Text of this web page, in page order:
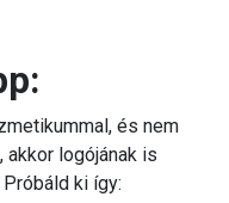
és nem
logójának is
ki így: